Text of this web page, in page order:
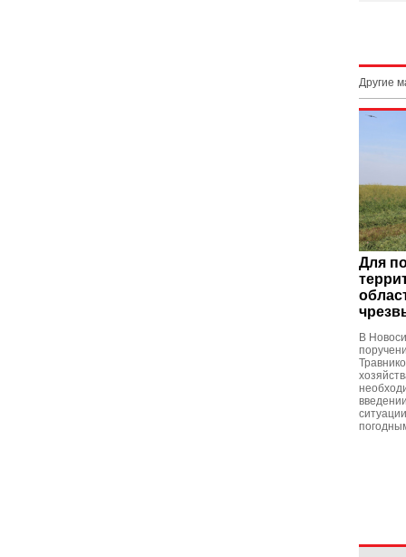
Другие
Для
В